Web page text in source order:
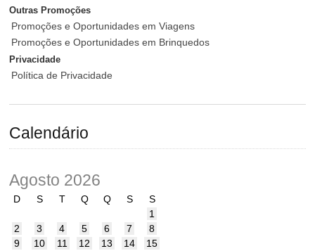
Outras Promoções
Promoções e Oportunidades em Viagens
Promoções e Oportunidades em Brinquedos
Privacidade
Política de Privacidade
Calendário
Agosto 2026
D S T Q Q S
S
1
2
3 4 5 6 7
8
9
10 11 12 13 14
15